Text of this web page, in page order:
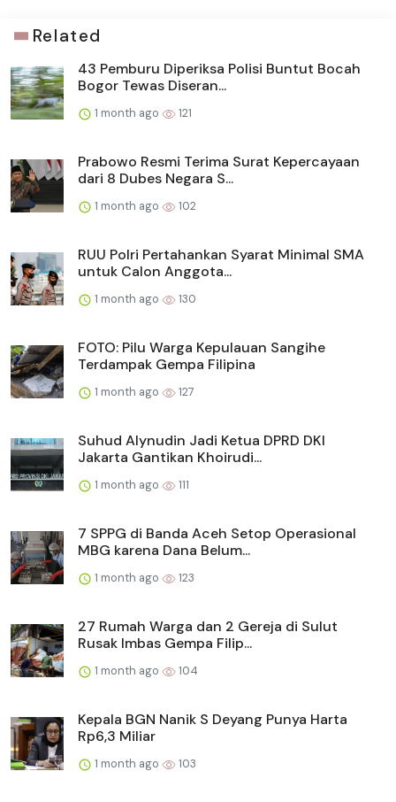
Related
43 Pemburu Diperiksa Polisi Buntut Bocah
Bogor Tewas Diseran...
1 month ago 121
Prabowo Resmi Terima Surat Kepercayaan
dari 8 Dubes Negara S...
1 month ago 102
RUU Polri Pertahankan Syarat Minimal SMA
untuk Calon Anggota...
1 month ago 130
FOTO: Pilu Warga Kepulauan Sangihe
Terdampak Gempa Filipina
1 month ago 127
Suhud Alynudin Jadi Ketua DPRD DKI
Jakarta Gantikan Khoirudi...
1 month ago 111
7 SPPG di Banda Aceh Setop Operasional
MBG karena Dana Belum...
1 month ago 123
27 Rumah Warga dan 2 Gereja di Sulut
Rusak Imbas Gempa Filip...
1 month ago 104
Kepala BGN Nanik S Deyang Punya Harta
Rp6,3 Miliar
1 month ago 103